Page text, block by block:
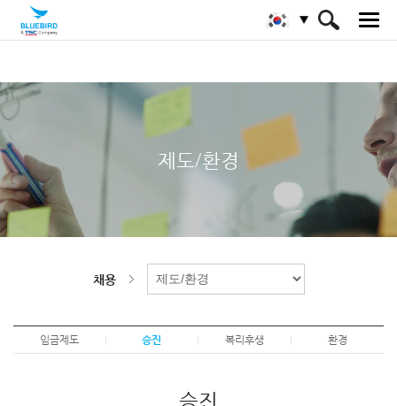
채용 제도/환경
제도/환경
채용
임금제도 승진 복리후생 환경
승진